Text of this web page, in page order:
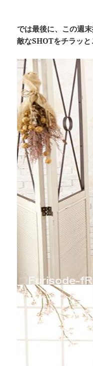
では最後に、この週
敵なSHOTをチラッと